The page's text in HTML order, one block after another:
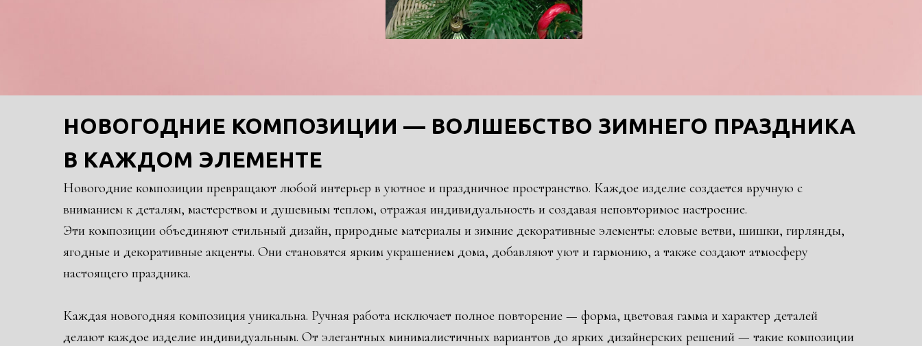
НОВОГОДНИЕ КОМПОЗИЦИИ — ВОЛШЕБСТВО ЗИМНЕГО ПРАЗДНИКА
В КАЖДОМ ЭЛЕМЕНТЕ
Новогодние композиции превращают любой интерьер в уютное и праздничное пространство. Каждое изделие создается вручную с
вниманием к деталям, мастерством и душевным теплом, отражая индивидуальность и создавая неповторимое настроение.
Эти композиции объединяют стильный дизайн, природные материалы и зимние декоративные элементы: еловые ветви, шишки, гирлянды,
ягодные и декоративные акценты. Они становятся ярким украшением дома, добавляют уют и гармонию, а также создают атмосферу
настоящего праздника.
Каждая новогодняя композиция уникальна. Ручная работа исключает полное повторение — форма, цветовая гамма и характер деталей
делают каждое изделие индивидуальным. От элегантных минималистичных вариантов до ярких дизайнерских решений — такие композиции